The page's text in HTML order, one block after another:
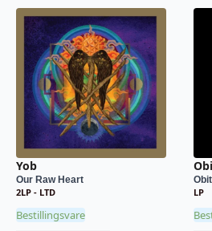
Yob
Our Raw Heart
2LP - LTD
Bestillingsvare
LP